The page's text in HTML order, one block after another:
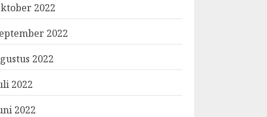
2022
2022
2022
2022
2022